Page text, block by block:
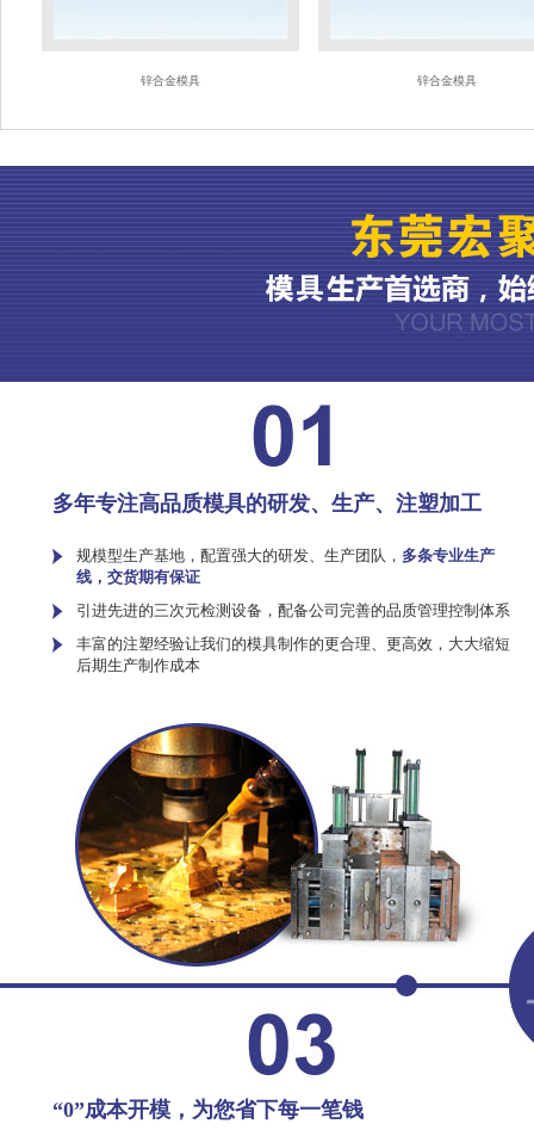
锌合金模具 锌合金模具
多年专注高品质模具的研发、生产、注塑加工
规模型生产基地，配置强大的研发、生产团队， 多条专业生产
线，交货期有保证
引进先进的三次元检测设备，配备公司完善的品质管理控制体系
丰富的注塑经验让我们的模具制作的更合理、更高效，大大缩短
后期生产制作成本
“0”成本开模，为您省下每一笔钱